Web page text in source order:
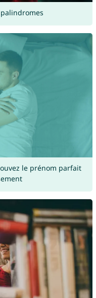
le prénom parfait